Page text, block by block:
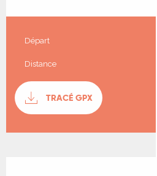
Informations
Départ
Distance
Documentation
TRACÉ GPX